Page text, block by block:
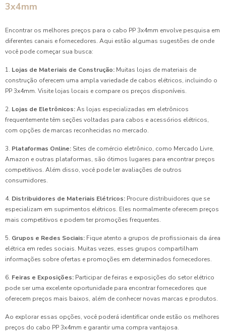
3x4mm
Encontrar os melhores preços para o cabo PP 3x4mm envolve pesquisa em
diferentes canais e fornecedores. Aqui estão algumas sugestões de onde
você pode começar sua busca:
1. Lojas de Materiais de Construção: Muitas lojas de materiais de
construção oferecem uma ampla variedade de cabos elétricos, incluindo o
PP 3x4mm. Visite lojas locais e compare os preços disponíveis.
2. Lojas de Eletrônicos:As lojas especializadas em eletrônicos
frequentemente têm seções voltadas para cabos e acessórios elétricos,
com opções de marcas reconhecidas no mercado.
3. Plataformas Online: Sites de comércio eletrônico, como Mercado Livre,
Amazon e outras plataformas, são ótimos lugares para encontrar preços
competitivos. Além disso, você pode ler avaliações de outros
consumidores.
4. Distribuidores de Materiais Elétricos: Procure distribuidores que se
especializam em suprimentos elétricos. Eles normalmente oferecem preços
mais competitivos e podem ter promoções frequentes.
5. Grupos e Redes Sociais: Fique atento a grupos de profissionais da área
elétrica em redes sociais. Muitas vezes, esses grupos compartilham
informações sobre ofertas e promoções em determinados fornecedores.
6. Feiras e Exposições: Participar de feiras e exposições do setor elétrico
pode ser uma excelente oportunidade para encontrar fornecedores que
oferecem preços mais baixos, além de conhecer novas marcas e produtos.
Ao explorar essas opções, você poderá identificar onde estão os melhores
preços do cabo PP 3x4mm e garantir uma compra vantajosa.